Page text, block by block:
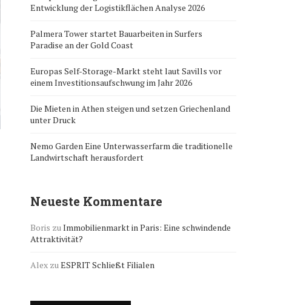
Entwicklung der Logistikflächen Analyse 2026
Palmera Tower startet Bauarbeiten in Surfers
Paradise an der Gold Coast
Europas Self-Storage-Markt steht laut Savills vor
einem Investitionsaufschwung im Jahr 2026
Die Mieten in Athen steigen und setzen Griechenland
unter Druck
Nemo Garden Eine Unterwasserfarm die traditionelle
Landwirtschaft herausfordert
Neueste Kommentare
Boris zuImmobilienmarkt in Paris: Eine schwindende
Attraktivität?
Alex zuESPRIT Schließt Filialen